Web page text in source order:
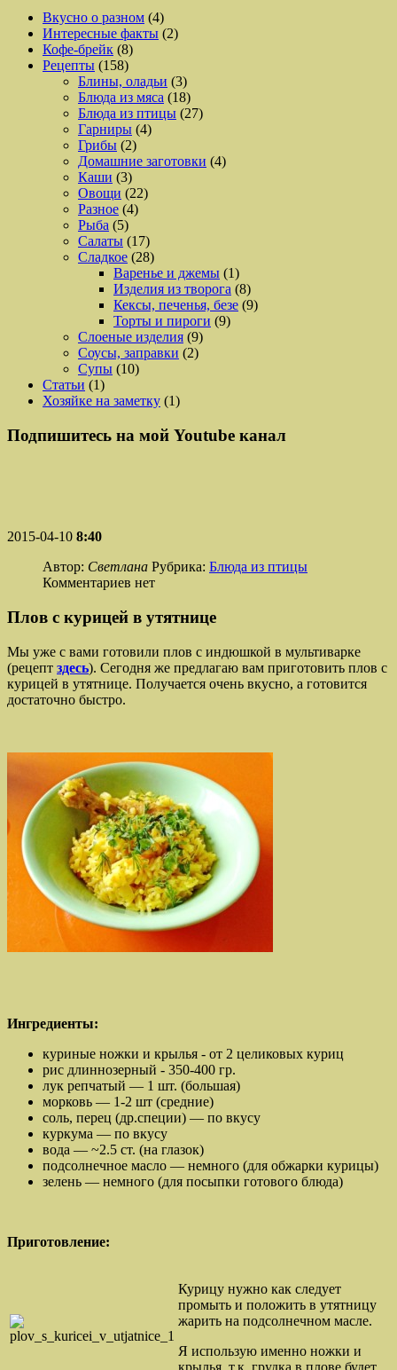
Вкусно о разном (4)
Интересные факты (2)
Кофе-брейк (8)
Рецепты (158)
Блины, оладьи (3)
Блюда из мяса (18)
Блюда из птицы (27)
Гарниры (4)
Грибы (2)
Домашние заготовки (4)
Каши (3)
Овощи (22)
Разное (4)
Рыба (5)
Салаты (17)
Сладкое (28)
Варенье и джемы (1)
Изделия из творога (8)
Кексы, печенья, безе (9)
Торты и пироги (9)
Слоеные изделия (9)
Соусы, заправки (2)
Супы (10)
Статьи (1)
Хозяйке на заметку (1)
Подпишитесь на мой Youtube канал
2015-04-10 8:40
Автор: Светлана Рубрика: Блюда из птицы
Комментариев нет
Плов с курицей в утятнице
Мы уже с вами готовили плов с индюшкой в мультиварке
(рецепт здесь). Сегодня же предлагаю вам приготовить плов с
курицей в утятнице. Получается очень вкусно, а готовится
достаточно быстро.
Ингредиенты:
куриные ножки и крылья - от 2 целиковых куриц
рис длиннозерный - 350-400 гр.
лук репчатый — 1 шт. (большая)
морковь — 1-2 шт (средние)
соль, перец (др.специи) — по вкусу
куркума — по вкусу
вода — ~2.5 ст. (на глазок)
подсолнечное масло — немного (для обжарки курицы)
зелень — немного (для посыпки готового блюда)
Приготовление:
Курицу нужно как следует
промыть и положить в утятницу
жарить на подсолнечном масле.
Я использую именно ножки и
крылья, т.к. грудка в плове будет